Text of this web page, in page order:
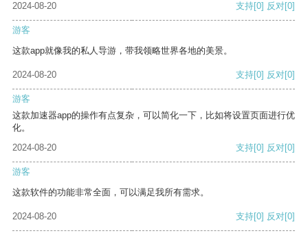
2024-08-20
支持[0] 反对[0]
游客
这款app就像我的私人导游，带我领略世界各地的美景。
2024-08-20 支持[0] 反对[0]
游客
这款加速器app的操作有点复杂，可以简化一下，比如将设置页面进行优
化。
2024-08-20
支持[0] 反对[0]
游客
这款软件的功能非常全面，可以满足我所有需求。
2024-08-20 支持[0] 反对[0]